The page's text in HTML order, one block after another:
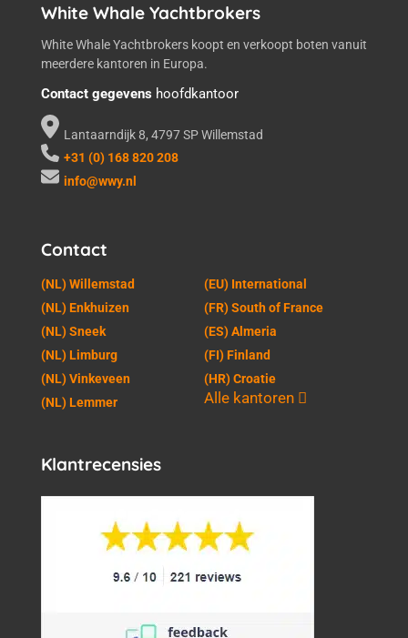
White Whale Yachtbrokers
White Whale Yachtbrokers koopt en verkoopt boten vanuit
meerdere kantoren in Europa.
Contact gegevens hoofdkantoor
Lantaarndijk 8, 4797 SP Willemstad
+31 (0) 168 820 208
info@wwy.nl
Contact
(NL) Willemstad
(NL) Enkhuizen
(NL) Sneek
(NL) Limburg
(NL) Vinkeveen
(NL) Lemmer
(EU) International
(FR) South of France
(ES) Almeria
(FI) Finland
(HR) Croatie
Alle kantoren
Klantrecensies